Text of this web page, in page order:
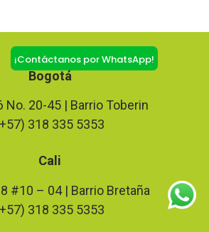
¡Contáctanos por WhatsApp!
Bogotá
No. 20-45 | Barrio Toberin
318 335 5353
Cali
#10 – 04 | Barrio Bretaña
318 335 5353